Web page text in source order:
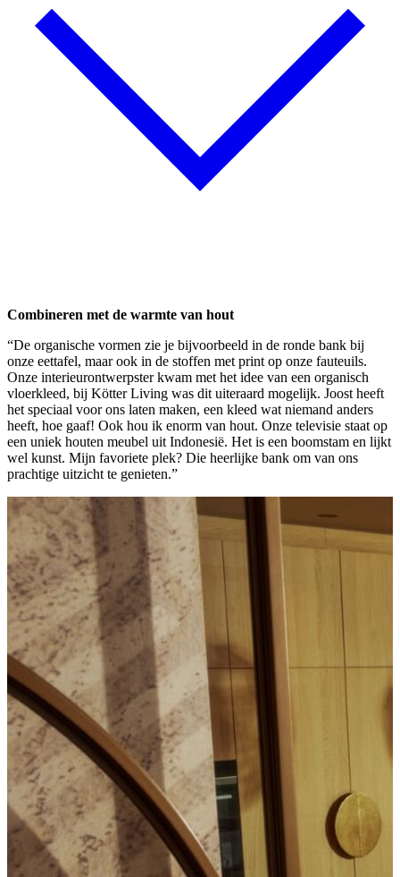
Combineren met de warmte van hout
“De organische vormen zie je bijvoorbeeld in de ronde bank bij
onze eettafel, maar ook in de stoffen met print op onze fauteuils.
Onze interieurontwerpster kwam met het idee van een organisch
vloerkleed, bij Kötter Living was dit uiteraard mogelijk. Joost heeft
het speciaal voor ons laten maken, een kleed wat niemand anders
heeft, hoe gaaf! Ook hou ik enorm van hout. Onze televisie staat op
een uniek houten meubel uit Indonesië. Het is een boomstam en lijkt
wel kunst. Mijn favoriete plek? Die heerlijke bank om van ons
prachtige uitzicht te genieten.”